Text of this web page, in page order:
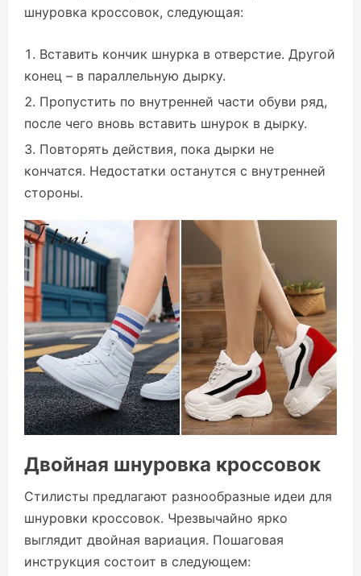
шнуровка кроссовок, следующая:
Вставить кончик шнурка в отверстие. Другой
конец – в параллельную дырку.
Пропустить по внутренней части обуви ряд,
после чего вновь вставить шнурок в дырку.
Повторять действия, пока дырки не
кончатся. Недостатки останутся с внутренней
стороны.
Двойная шнуровка кроссовок
Стилисты предлагают разнообразные идеи для
шнуровки кроссовок. Чрезвычайно ярко
выглядит двойная вариация. Пошаговая
инструкция состоит в следующем: